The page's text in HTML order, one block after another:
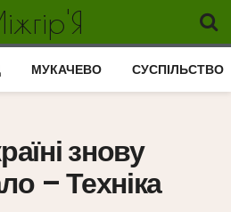
МУКАЧЕВО СУСПІЛЬСТВО
знову
– Техніка